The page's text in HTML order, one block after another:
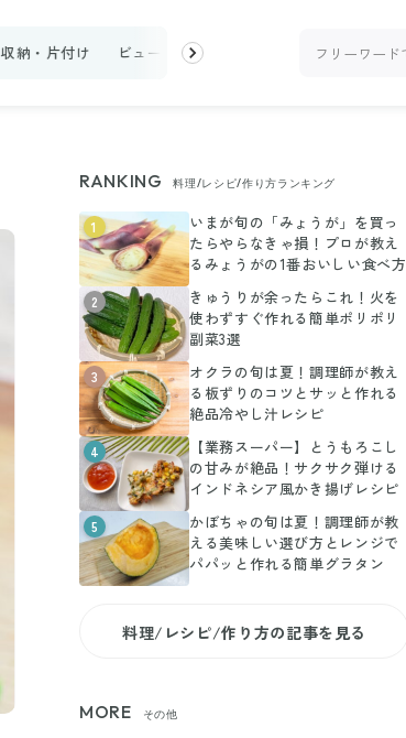
収納・片付け ビューティ スーパー
RANKING 料理/レシピ/作り方ランキング
1
いまが旬の「みょうが」を買っ
たらやらなきゃ損！プロが教え
るみょうがの1番おいしい食べ方
2
きゅうりが余ったらこれ！火を
使わずすぐ作れる簡単ポリポリ
副菜3選
3
オクラの旬は夏！調理師が教え
る板ずりのコツとサッと作れる
絶品冷やし汁レシピ
4
【業務スーパー】とうもろこし
の甘みが絶品！サクサク弾ける
インドネシア風かき揚げレシピ
5
かぼちゃの旬は夏！調理師が教
える美味しい選び方とレンジで
パパッと作れる簡単グラタン
料理/レシピ/作り方の記事を見る
MORE その他